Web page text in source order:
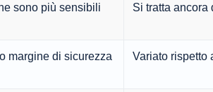
sono più sensibili
Si tratta ancora
margine di sicurezza Variato rispetto